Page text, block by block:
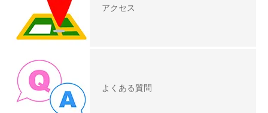
アクセス
よくある質問